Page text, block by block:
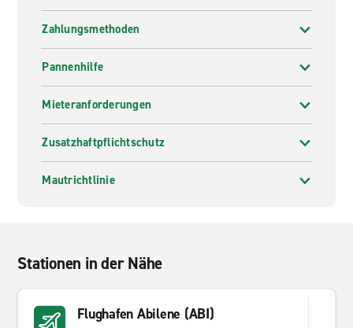
Zahlungsmethoden
Pannenhilfe
Mieteranforderungen
Zusatzhaftpflichtschutz
Mautrichtlinie
Stationen in der Nähe
Flughafen Abilene (ABI)